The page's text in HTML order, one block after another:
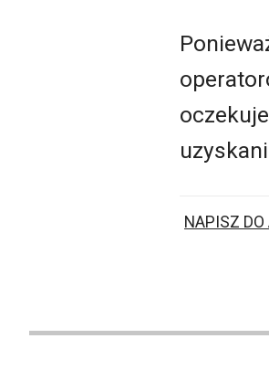
NAPISZ DO